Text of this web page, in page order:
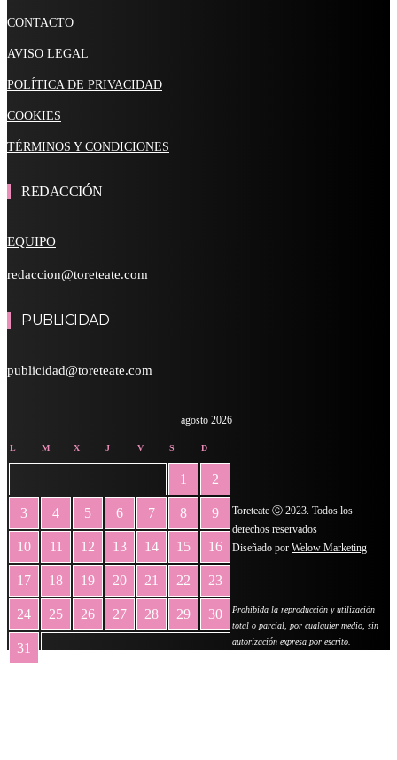
CONTACTO
AVISO LEGAL
POLÍTICA DE PRIVACIDAD
COOKIES
TÉRMINOS Y CONDICIONES
REDACCIÓN
EQUIPO
redaccion@toreteate.com
PUBLICIDAD
publicidad@toreteate.com
agosto 2026
L M X J V S D
1 2
3 4 5 6 7 8 9
10 11 12 13 14 15 16
17 18 19 20 21 22 23
24 25 26 27 28 29 30
31
Toreteate Ⓒ 2023. Todos los
derechos reservados
Diseñado por Welow Marketing
Prohibida la reproducción y utilización
total o parcial, por cualquier medio, sin
autorización expresa por escrito.